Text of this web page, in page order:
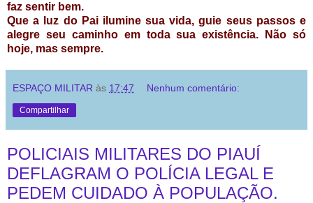
faz sentir bem.
Que a luz do Pai ilumine sua vida, guie seus passos e
alegre seu caminho em toda sua existência. Não só
hoje, mas sempre.
ESPAÇO MILITAR às 17:47 Nenhum comentário:
Compartilhar
POLICIAIS MILITARES DO PIAUÍ
DEFLAGRAM O POLÍCIA LEGAL E
PEDEM CUIDADO À POPULAÇÃO.